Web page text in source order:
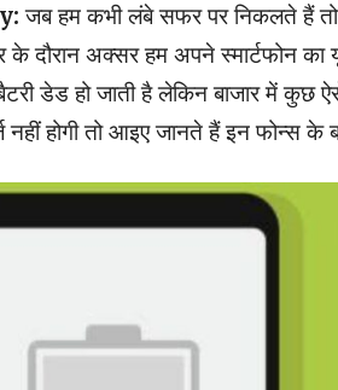
जब हम कभी लंबे सफर पर निकलते हैं तो
के दौरान अक्सर हम अपने
डेड हो जाती है लेकिन बाजार में कुछ
नहीं होगी तो आइए जानते हैं इन फोन्स के